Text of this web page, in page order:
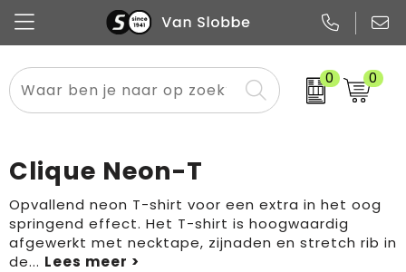
0 0
Alle categorieën
Snoep
Promo
Pennen
Notitieboekjes
Papier
Flessen
Glazen en karaffen
Merken
Meest gekozen
Sportkleding
Overig textiel
Boodschappen- en draagtassen
Sport & vrije tijd
Rugzakken
Clique Neon-T
Opvallend neon T-shirt voor een extra in het oog
springend effect. Het T-shirt is hoogwaardig
afgewerkt met necktape, zijnaden en stretch rib in
de...